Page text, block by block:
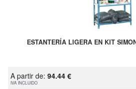
ESTANTERÍA LIGERA EN KIT
A partir de: 94.44 €
IVA INCLUIDO